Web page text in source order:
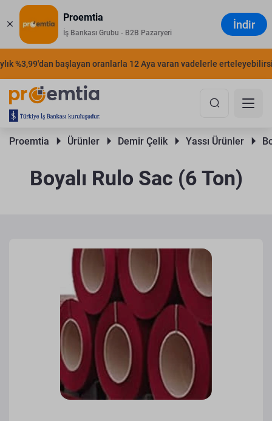
Proemtia
İş Bankası Grubu - B2B Pazaryeri
İndir
%3,99'dan başlayan oranlarla 12 Aya varan vadelerle
Proemtia Ürünler Demir Çelik Yassı Ürünler
Boyalı Rulo Sac (6 Ton)